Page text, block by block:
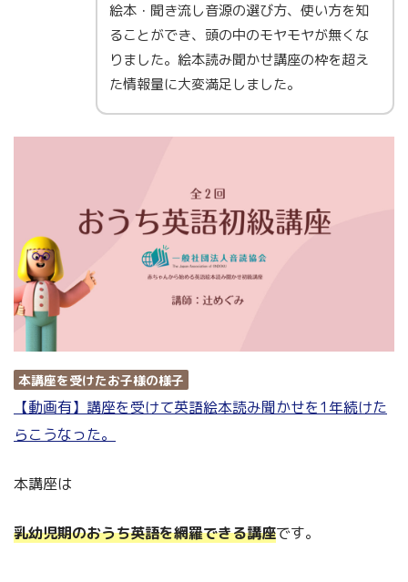
絵本・聞き流し音源の選び方、使い方を知
ることができ、頭の中のモヤモヤが無くな
りました。絵本読み聞かせ講座の枠を超え
た情報量に大変満足しました。
本講座を受けたお子様の様子
【動画有】講座を受けて英語絵本読み聞かせを1年続けた
らこうなった。
本講座は
乳幼児期のおうち英語を網羅できる講座です。